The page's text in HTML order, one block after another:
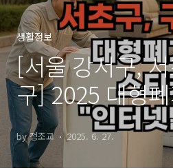
생활정보
[서울 강서구,
구] 2025 대형
인터넷발급 방
스티커없이 간
by 정조교 2025. 6. 27.